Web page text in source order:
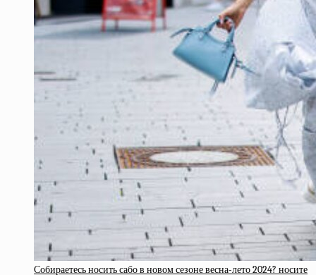
Собираетесь носить сабо в новом сезоне весна-лето 2024? носите